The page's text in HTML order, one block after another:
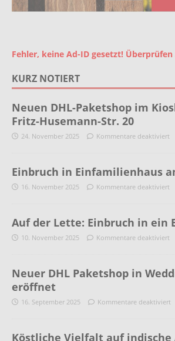
Fehler, keine Ad-ID gesetzt! Überprüfen
KURZ NOTIERT
Neuen DHL-Paketshop im
Fritz-Husemann-Str. 20
24. November 2025 Kommentare deaktiviert
Einbruch in Einfamilienhaus
16. November 2025 Kommentare deaktiviert
Auf der Lette: Einbruch in ein
10. November 2025 Kommentare deaktiviert
Neuer DHL Paketshop in
eröffnet
16. September 2025 Kommentare deaktiviert
Köstliche Vielfalt auf indische